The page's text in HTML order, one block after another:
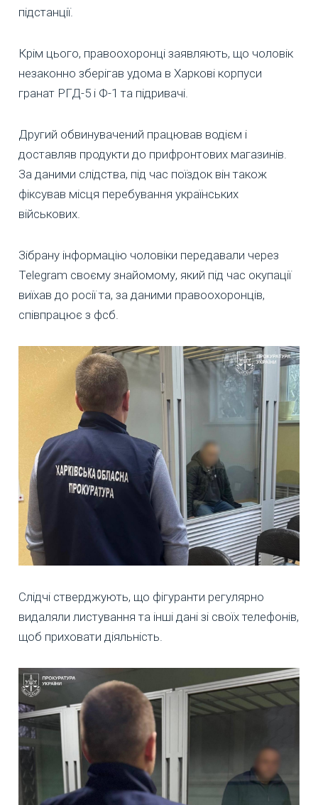
підстанції.
Крім цього, правоохоронці заявляють, що чоловік
незаконно зберігав удома в Харкові корпуси
гранат РГД-5 і Ф-1 та підривачі.
Другий обвинувачений працював водієм і
доставляв продукти до прифронтових магазинів.
За даними слідства, під час поїздок він також
фіксував місця перебування українських
військових.
Зібрану інформацію чоловіки передавали через
Telegram своєму знайомому, який під час окупації
виїхав до росії та, за даними правоохоронців,
співпрацює з фсб.
Слідчі стверджують, що фігуранти регулярно
видаляли листування та інші дані зі своїх телефонів,
щоб приховати діяльність.